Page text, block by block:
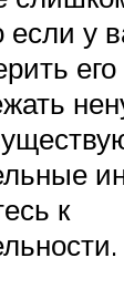
если у
к